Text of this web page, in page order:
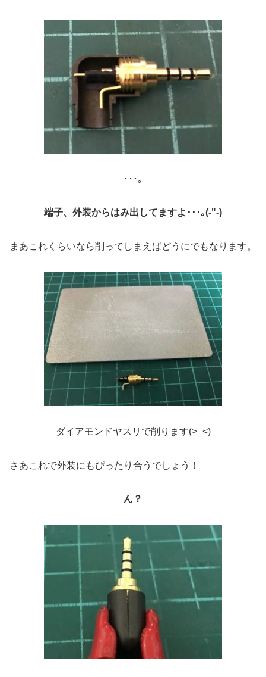
･･･｡
端子、外装からはみ出してますよ･･･｡(-"-)
まあこれくらいなら削ってしまえばどうにでもなります。
ダイアモンドヤスリで削ります(>_<)
さあこれで外装にもぴったり合うでしょう！
ん？